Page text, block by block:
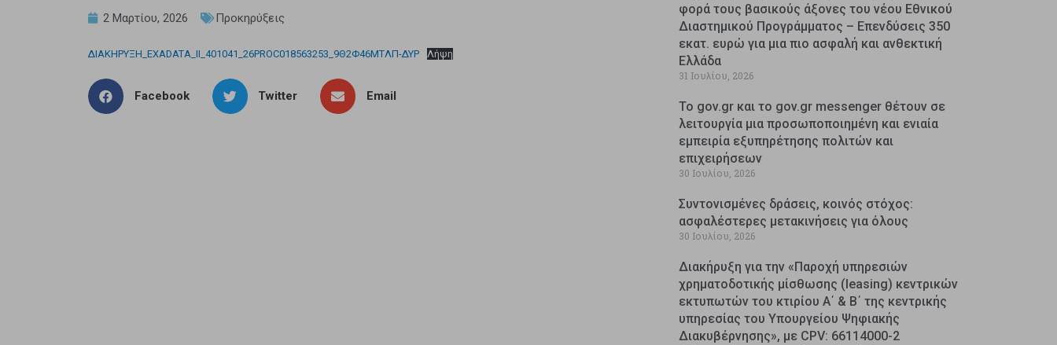
2 Μαρτίου, 2026 Προκηρύξεις
ΔΙΑΚΗΡΥΞΗ_EXADATA_ΙΙ_401041_26PROC018563253_9Θ2Φ46ΜΤΛΠ-ΔΥΡ Λήψη
Facebook Twitter Email
φορά τους βασικούς άξονες του νέου Εθνικού
Διαστημικού Προγράμματος – Επενδύσεις 350
εκατ. ευρώ για μια πιο ασφαλή και ανθεκτική
Ελλάδα
31 Ιουλίου, 2026
Το gov.gr και το gov.gr messenger θέτουν σε
λειτουργία μια προσωποποιημένη και ενιαία
εμπειρία εξυπηρέτησης πολιτών και
επιχειρήσεων
30 Ιουλίου, 2026
Συντονισμένες δράσεις, κοινός στόχος:
ασφαλέστερες μετακινήσεις για όλους
30 Ιουλίου, 2026
Διακήρυξη για την «Παροχή υπηρεσιών
χρηματοδοτικής μίσθωσης (leasing) κεντρικών
εκτυπωτών του κτιρίου Α΄ & Β΄ της κεντρικής
υπηρεσίας του Υπουργείου Ψηφιακής
Διακυβέρνησης», με CPV: 66114000-2